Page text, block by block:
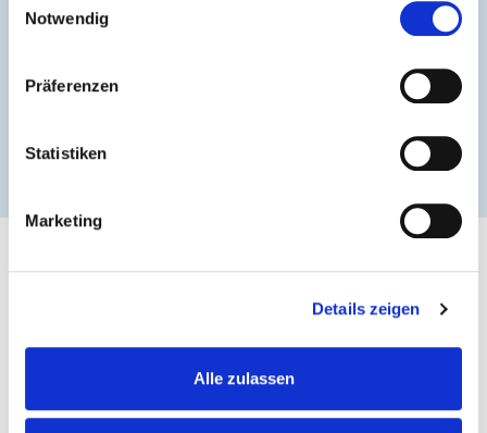
Notwendig
Präferenzen
Statistiken
Marketing
Details zeigen
Alle zulassen